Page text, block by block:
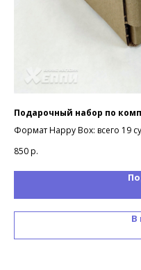
Подарочный набор по
Формат Happy Box: всего 19
850р.
В